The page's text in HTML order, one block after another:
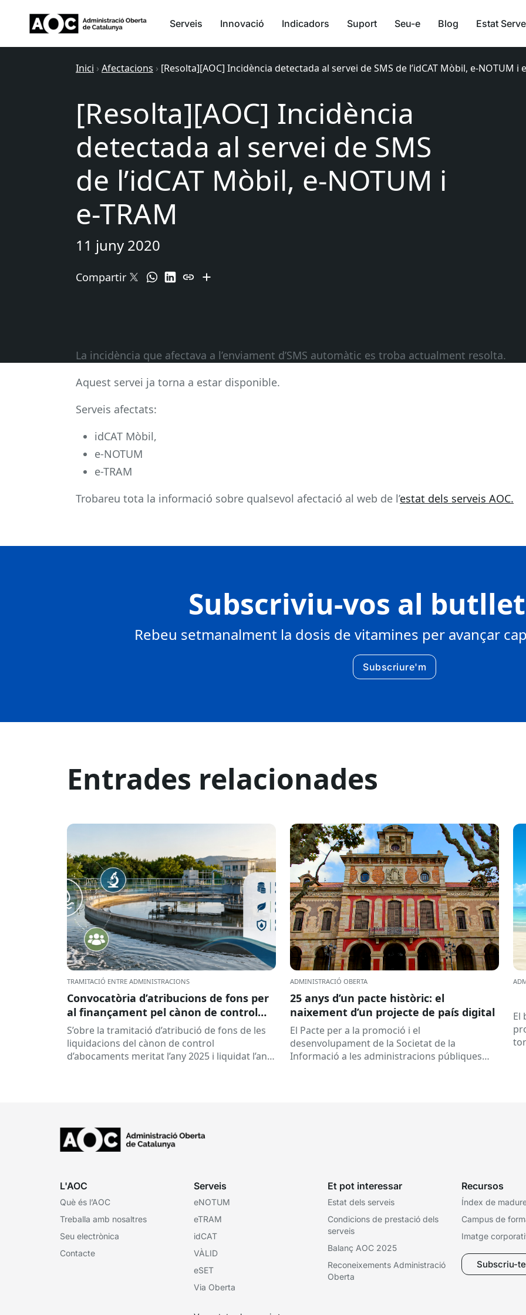
Serveis Innovació Indicadors Suport Seu-e Blog Estat
Inici › Afectacions › [Resolta][AOC] Incidència detectada al servei de SMS de l’idCAT Mòbil, e-NOTUM i
[Resolta][AOC] Incidència
detectada al servei de SMS
de l’idCAT Mòbil, e-NOTUM i
e-TRAM
11 juny 2020
Compartir
La incidència que afectava a l’enviament d’SMS automàtic es troba actualment resolta.
Aquest servei ja torna a estar disponible.
Serveis afectats:
idCAT Mòbil,
e-NOTUM
e-TRAM
Trobareu tota la informació sobre qualsevol afectació al web de l’estat dels serveis AOC.
Subscriviu-vos al
Rebeu setmanalment la dosis de vitamines per avançar
Subscriure'm
Entrades relacionades
TRAMITACIÓ ENTRE ADMINISTRACIONS
Convocatòria d’atribucions de fons per
al finançament pel cànon de control
d’abocaments meritat l’any 2025 i
liquidat l’any 2026
S’obre la tramitació d’atribució de fons de les
liquidacions del cànon de control
d’abocaments meritat l’any 2025 i liquidat l’any
ADMINISTRACIÓ OBERTA
25 anys d’un pacte històric: el
naixement d’un projecte de país digital
El Pacte per a la promoció i el
desenvolupament de la Societat de la
Informació a les administracions públiques
El
L'AOC
Què és l’AOC
Treballa amb nosaltres
Seu electrònica
Contacte
Serveis
eNOTUM
eTRAM
idCAT
VÀLID
eSET
Via Oberta
Et pot interessar
Estat dels serveis
Condicions de prestació dels
serveis
Balanç AOC 2025
Reconeixements Administració
Oberta
Recursos
Índex de
Campus de
Imatge
Subscriu-